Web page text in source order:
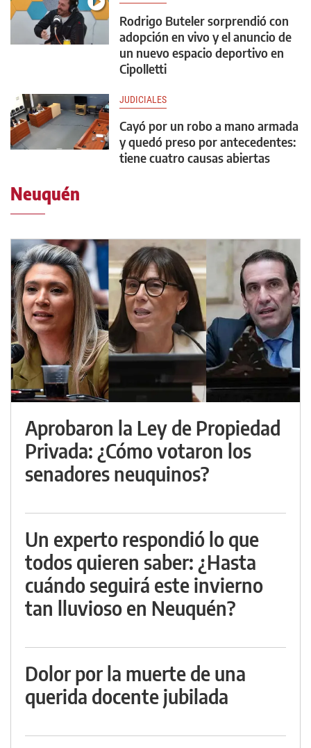
Rodrigo Buteler sorprendió con
adopción en vivo y el anuncio de
un nuevo espacio deportivo en
Cipolletti
JUDICIALES
Cayó por un robo a mano armada
y quedó preso por antecedentes:
tiene cuatro causas abiertas
Neuquén
Aprobaron la Ley de Propiedad
Privada: ¿Cómo votaron los
senadores neuquinos?
Un experto respondió lo que
todos quieren saber: ¿Hasta
cuándo seguirá este invierno
tan lluvioso en Neuquén?
Dolor por la muerte de una
querida docente jubilada